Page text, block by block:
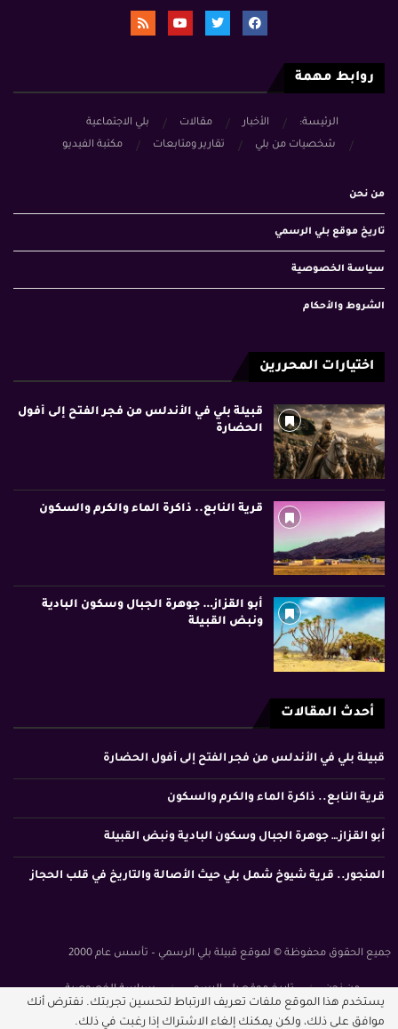
روابط مهمة
الرئيسة: الأخبار مقالات
بلي الاجتماعية
شخصيات من بلي
تقارير ومتابعات مكتبة الفيديو
من نحن
تاريخ موقع بلي الرسمي
سياسة الخصوصية
الشروط والأحكام
اختيارات المحررين
قبيلة بلي في الأندلس من فجر الفتح إلى أفول
الحضارة
قرية النابع.. ذاكرة الماء والكرم والسكون
أبو القزاز… جوهرة الجبال وسكون البادية
ونبض القبيلة
أحدث المقالات
قبيلة بلي في الأندلس من فجر الفتح إلى أفول الحضارة
قرية النابع.. ذاكرة الماء والكرم والسكون
أبو القزاز… جوهرة الجبال وسكون البادية ونبض القبيلة
المنجور.. قرية شيوخ شمل بلي حيث الأصالة والتاريخ في قلب الحجاز
جميع الحقوق محفوظة © لموقع قبيلة بلي الرسمي – تأسس عام 2000
من نحن تاريخ موقع بلي الرسمي
سياسة الخصوصية
يستخدم هذا الموقع ملفات تعريف الارتباط لتحسين تجربتك. نفترض أنك
موافق على ذلك، ولكن يمكنك إلغاء الاشتراك إذا رغبت في ذلك.